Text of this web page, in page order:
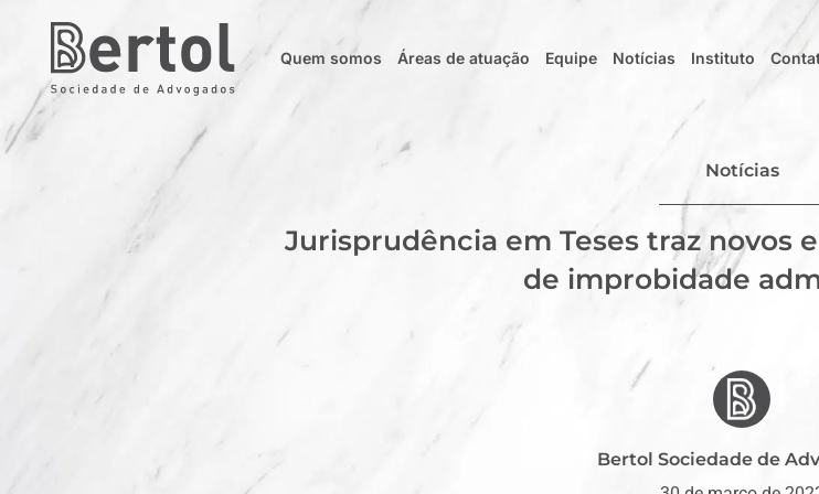
Quem somos Áreas de atuação Equipe Notícias Instituto
Notícias
Jurisprudência em Teses traz novos
de improbidade
Bertol Sociedade de